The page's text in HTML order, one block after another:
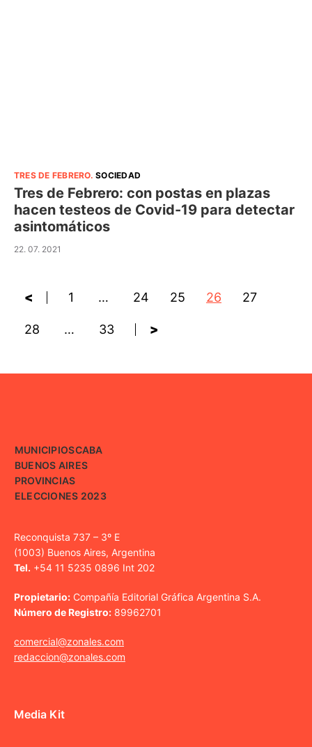
TRES DE FEBRERO.SOCIEDAD
Tres de Febrero: con postas en plazas
hacen testeos de Covid-19 para detectar
asintomáticos
22. 07. 2021
< 1 … 24 25 26 27
28 … 33 >
MUNICIPIOSCABA
BUENOS AIRES
PROVINCIAS
ELECCIONES 2023
Reconquista 737 – 3º E
(1003) Buenos Aires, Argentina
Tel. +54 11 5235 0896 Int 202
Propietario: Compañía Editorial Gráfica Argentina S.A.
Número de Registro: 89962701
comercial@zonales.com
redaccion@zonales.com
Media Kit